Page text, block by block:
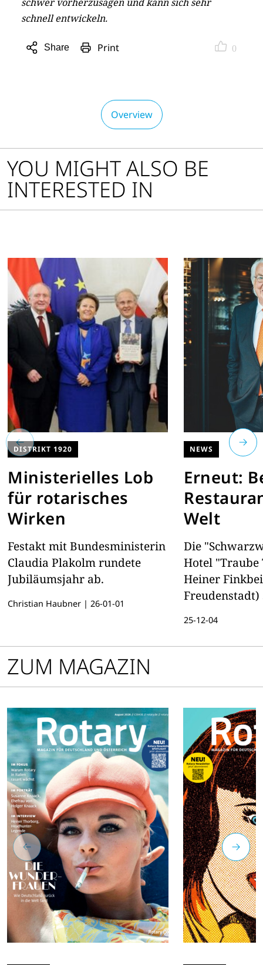
schnell entwickeln.
Share
Open
Print 0
Overview
YOU MIGHT ALSO BE
INTERESTED IN
DISTRIKT 1920
Ministerielles Lob
für rotarisches
Wirken
Festakt mit Bundesministerin
Claudia Plakolm rundete
Jubiläumsjahr ab.
Christian Haubner | 26-01-01
NEWS
Erneut:
Welt
Die
Hotel "Traube
Heiner
an der Spitze
Restaurants.
25-12-04
ZUM MAGAZIN